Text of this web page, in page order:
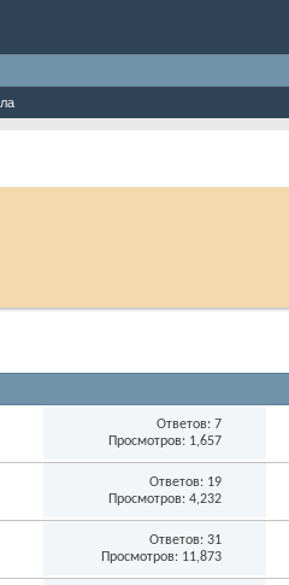
Ответов: 7
Просмотров: 1,657
Ответов: 19
Просмотров: 4,232
Ответов: 31
Просмотров: 11,873